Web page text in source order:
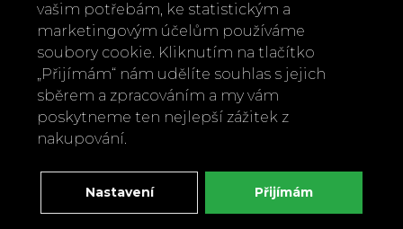
Zpět Doporučit
vašim potřebám, ke statistickým a
marketingovým účelům používáme
soubory cookie. Kliknutím na tlačítko
„Přijímám“ nám udělíte souhlas s jejich
sběrem a zpracováním a my vám
poskytneme ten nejlepší zážitek z
nakupování.
Nastavení Přijímám